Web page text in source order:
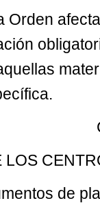
Orden
LOS
de